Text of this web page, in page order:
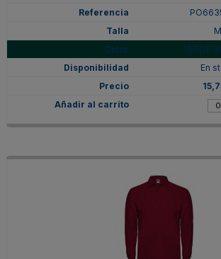
M
VERDE
En